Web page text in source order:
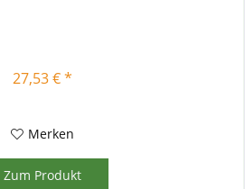
27,53 € *
Merken
Zum Produkt